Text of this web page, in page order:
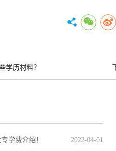
学历材料？
2022-04-01
学费介绍！